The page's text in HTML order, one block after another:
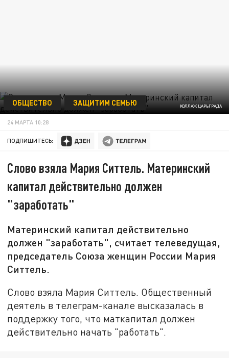
КОЛЛАЖ ЦАРЬГРАДА
ОБЩЕСТВО ЗАЩИТИМ СЕМЬЮ
24 МАРТА 10:28
ПОДПИШИТЕСЬ:
Слово взяла Мария Ситтель. Материнский
капитал действительно должен
"заработать"
Материнский капитал действительно
должен "заработать", считает телеведущая,
председатель Союза женщин России Мария
Ситтель.
Слово взяла Мария Ситтель. Общественный
деятель в телеграм-канале высказалась в
поддержку того, что маткапитал должен
действительно начать "работать".